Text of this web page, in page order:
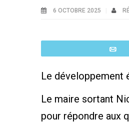
6 OCTOBRE 2025
Le développement
Le maire sortant
pour répondre aux